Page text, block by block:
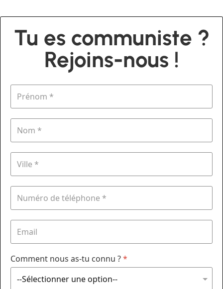
Tu es communiste ?
Rejoins-nous !
Comment nous as-tu connu ?*